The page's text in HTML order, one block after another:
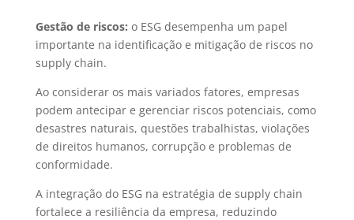
Gestão de riscos: o ESG desempenha um papel
importante na identificação e mitigação de riscos no
supply chain.
Ao considerar os mais variados fatores, empresas
podem antecipar e gerenciar riscos potenciais, como
desastres naturais, questões trabalhistas, violações
de direitos humanos, corrupção e problemas de
conformidade.
A integração do ESG na estratégia de supply chain
fortalece a resiliência da empresa, reduzindo